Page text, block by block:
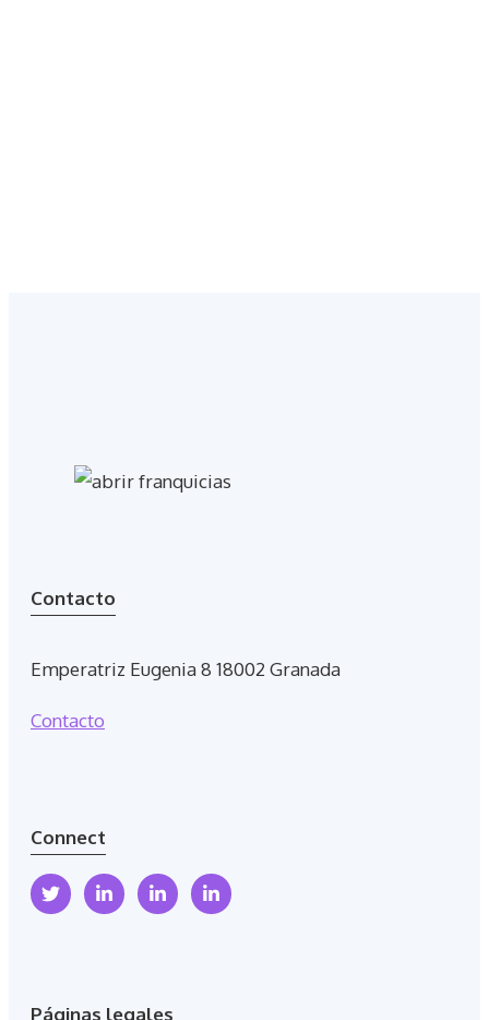
Contacto
Emperatriz Eugenia 8 18002 Granada
Contacto
Connect
Páginas legales